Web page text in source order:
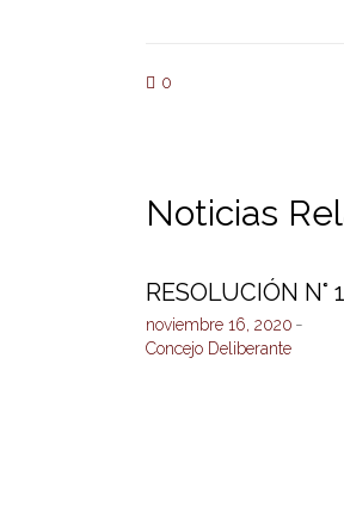
0
Noticias
RESOLUCIÓN N°
noviembre 16, 2020
Concejo Deliberante